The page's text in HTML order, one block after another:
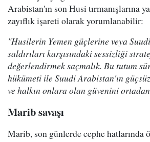
Arabistan'ın son Husi tırmanışlarına
zayıflık işareti olarak yorumlanabilir:
"Husilerin Yemen güçlerine veya
saldırıları karşısındaki sessizliği
değerlendirmek saçmalık. Bu tutum
hükümeti ile Suudi Arabistan'ın
ve halkın onlara olan güvenini
Marib savaşı
Marib, son günlerde cephe hatlarında